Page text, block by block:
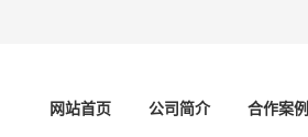
网站首页 公司简介 合作案例